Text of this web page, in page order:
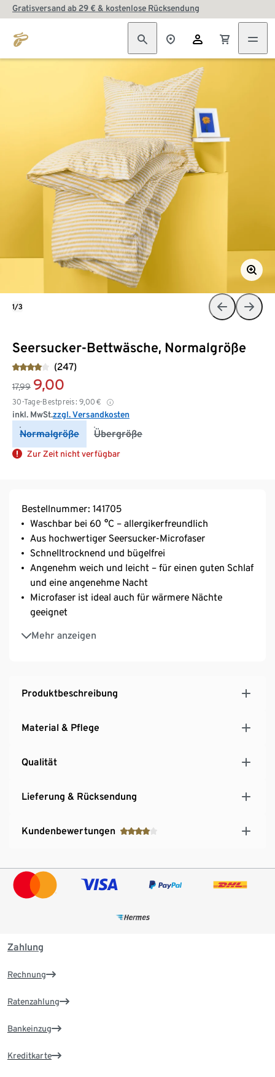
Gratisversand ab 29 € & kostenlose Rücksendung
Seersucker-Bettwäsche, Normalgröße
(247)
17,99 9,00
30-Tage-Bestpreis: 9,00 €
inkl. MwSt.zzgl. Versandkosten
Normalgröße Übergröße
Zur Zeit nicht verfügbar
1/3
Bestellnummer: 141705
Waschbar bei 60 °C – allergikerfreundlich
Aus hochwertiger Seersucker-Microfaser
Schnelltrocknend und bügelfrei
Angenehm weich und leicht – für einen guten Schlaf
und eine angenehme Nacht
Microfaser ist ideal auch für wärmere Nächte
geeignet
Mehr anzeigen
Mit Reißverschluss – einfaches, schnelles Beziehen
von Kopfkissen und Bettdecke
Produktbeschreibung
Material & Pflege
Qualität
Lieferung & Rücksendung
Kundenbewertungen
Zahlung
Rechnung
Ratenzahlung
Bankeinzug
Kreditkarte